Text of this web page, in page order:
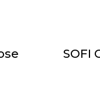
SOFI